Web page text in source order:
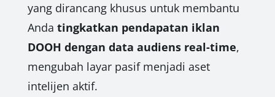
yang dirancang khusus untuk membantu
Anda tingkatkan pendapatan iklan
DOOH dengan data audiens real-time,
mengubah layar pasif menjadi aset
intelijen aktif.